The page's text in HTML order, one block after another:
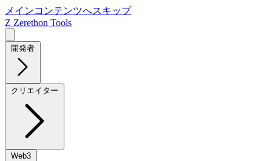
メインコンテンツへスキップ
Z Zerethon Tools
開発者
クリエイター
Web3